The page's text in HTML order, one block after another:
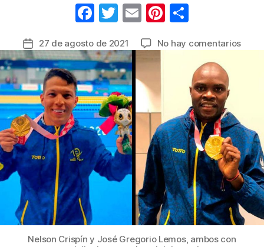
F
c
e
b
o
o
k
T
itt
er
E
ail
Pi
er m
p
ar
tir
Fecha
de
la
entrada
27 de agosto de 2021 No hay comentariosen
Tokio
2020:
José
ganó
oro
y
Nelson Crispín y José Gregorio Lemos, ambos con